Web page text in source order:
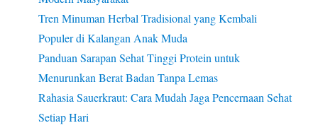
Tren Minuman Herbal Tradisional yang Kembali
Populer di Kalangan Anak Muda
Panduan Sarapan Sehat Tinggi Protein untuk
Menurunkan Berat Badan Tanpa Lemas
Rahasia Sauerkraut: Cara Mudah Jaga Pencernaan Sehat
Setiap Hari